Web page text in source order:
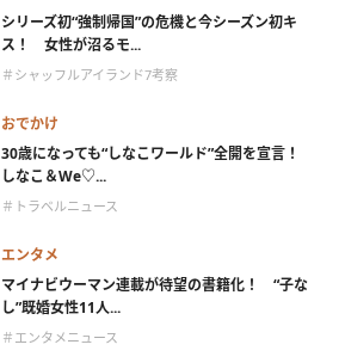
シリーズ初“強制帰国”の危機と今シーズン初キ
ス！ 女性が沼るモ...
＃シャッフルアイランド7考察
おでかけ
30歳になっても“しなこワールド”全開を宣言！
しなこ＆We♡...
＃トラベルニュース
エンタメ
マイナビウーマン連載が待望の書籍化！ “子な
し”既婚女性11人...
＃エンタメニュース